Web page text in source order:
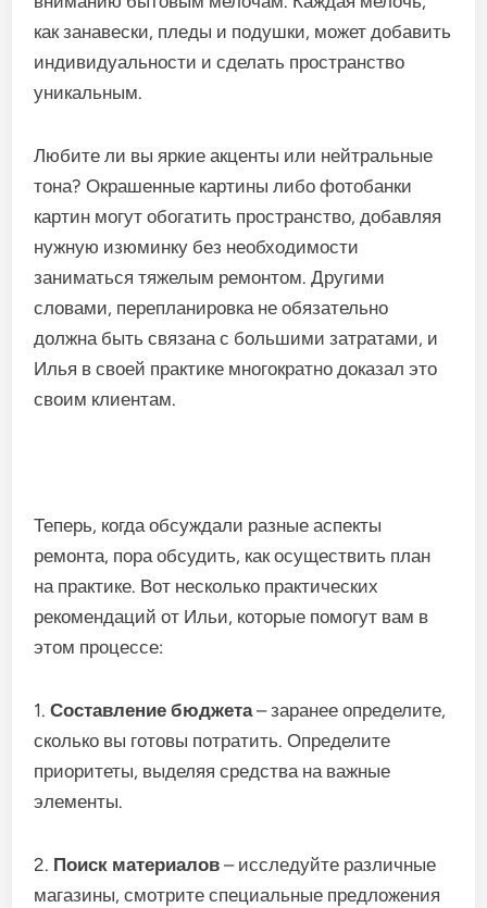
как занавески, пледы и подушки, может добавить
индивидуальности и сделать пространство
уникальным.
Любите ли вы яркие акценты или нейтральные
тона? Окрашенные картины либо фотобанки
картин могут обогатить пространство, добавляя
нужную изюминку без необходимости
заниматься тяжелым ремонтом. Другими
словами, перепланировка не обязательно
должна быть связана с большими затратами, и
Илья в своей практике многократно доказал это
своим клиентам.
Теперь, когда обсуждали разные аспекты
ремонта, пора обсудить, как осуществить план
на практике. Вот несколько практических
рекомендаций от Ильи, которые помогут вам в
этом процессе:
1.Составление бюджета– заранее определите,
сколько вы готовы потратить. Определите
приоритеты, выделяя средства на важные
элементы.
2. Поиск материалов – исследуйте различные
магазины, смотрите специальные предложения